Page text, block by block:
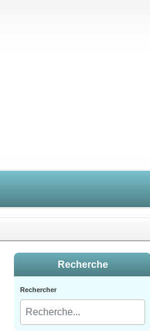
Recherche
Rechercher